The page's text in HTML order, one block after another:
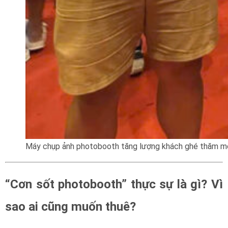
Máy chụp ảnh photobooth tăng lượng khách ghé thăm
“Cơn sốt photobooth” thực sự là gì? Vì
sao ai cũng muốn thuê?